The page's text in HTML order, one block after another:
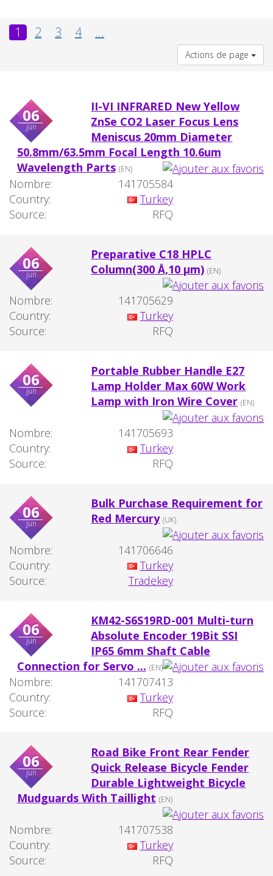
1 2 3 4 ...
Actions de page
06
jun
II-VI INFRARED New Yellow
ZnSe CO2 Laser Focus Lens
Meniscus 20mm Diameter
50.8mm/63.5mm Focal Length 10.6um
Wavelength Parts (EN)
Nombre:
141705584
Country:
Turkey
Source:
RFQ
06
jun
Preparative C18 HPLC
Column(300 Å,10 µm) (EN)
Nombre:
141705629
Country:
Turkey
Source:
RFQ
06
jun
Portable Rubber Handle E27
Lamp Holder Max 60W Work
Lamp with Iron Wire Cover (EN)
Nombre:
141705693
Country:
Turkey
Source:
RFQ
06
jun
Bulk Purchase Requirement for
Red Mercury (UK)
Nombre:
141706646
Country:
Turkey
Source:
Tradekey
06
jun
KM42-S6S19RD-001 Multi-turn
Absolute Encoder 19Bit SSI
IP65 6mm Shaft Cable
Connection for Servo ... (EN)
Nombre:
141707413
Country:
Turkey
Source:
RFQ
06
jun
Road Bike Front Rear Fender
Quick Release Bicycle Fender
Durable Lightweight Bicycle
Mudguards With Taillight (EN)
Nombre:
141707538
Country:
Turkey
Source:
RFQ